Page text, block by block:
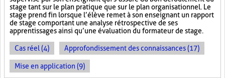
stage tant sur le plan pratique que sur le plan organisationnel. Le
stage prend fin lorsque l’élève remet à son enseignant un rapport
de stage comportant une analyse rétrospective de ses
apprentissages ainsi qu’une évaluation du formateur de stage.
Cas réel (4) Approfondissement des connaissances (17)
Mise en application (9)